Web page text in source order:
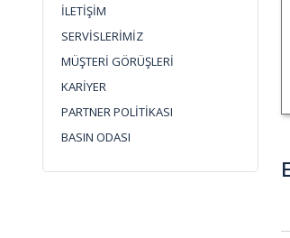
İLETİŞİM
SERVİSLERİMİZ
MÜŞTERİ GÖRÜŞLERİ
KARİYER
PARTNER POLİTİKASI
BASIN ODASI